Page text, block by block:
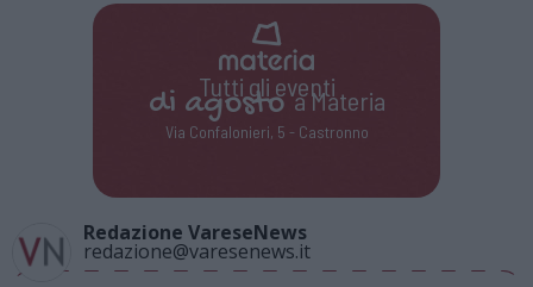
Tutti gli eventi
di agostoa Materia
Via Confalonieri, 5 - Castronno
Redazione VareseNews
redazione@varesenews.it